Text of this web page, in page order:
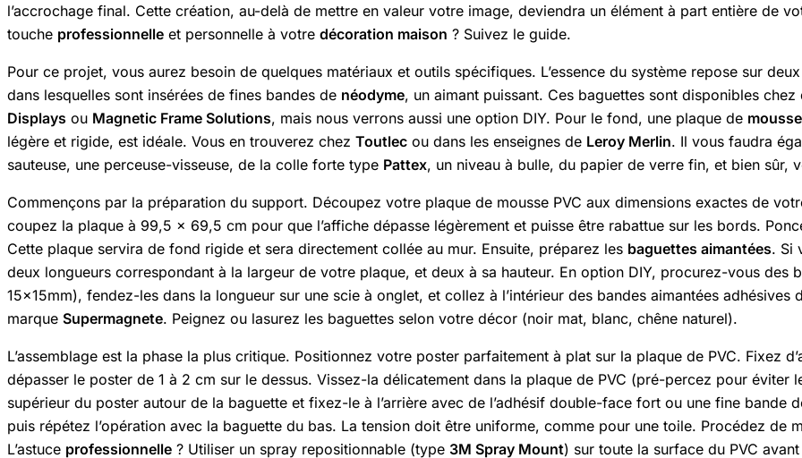
l’accrochage final. Cette création, au-delà de mettre en valeur votre image, deviendra un élément à part entière de
touche professionnelle et personnelle à votre décoration maison ? Suivez le guide.
Pour ce projet, vous aurez besoin de quelques matériaux et outils spécifiques. L’essence du système repose sur
dans lesquelles sont insérées de fines bandes de néodyme, un aimant puissant. Ces baguettes sont disponibles
Displays ou Magnetic Frame Solutions, mais nous verrons aussi une option DIY. Pour le fond, une plaque de
légère et rigide, est idéale. Vous en trouverez chez Toutlec ou dans les enseignes de Leroy Merlin. Il vous faudra
sauteuse, une perceuse-visseuse, de la colle forte type Pattex, un niveau à bulle, du papier de verre fin, et bien sûr,
Commençons par la préparation du support. Découpez votre plaque de mousse PVC aux dimensions exactes de
coupez la plaque à 99,5 x 69,5 cm pour que l’affiche dépasse légèrement et puisse être rabattue sur les bords.
Cette plaque servira de fond rigide et sera directement collée au mur. Ensuite, préparez les baguettes aimantées. Si
deux longueurs correspondant à la largeur de votre plaque, et deux à sa hauteur. En option DIY, procurez-vous des
15x15mm), fendez-les dans la longueur sur une scie à onglet, et collez à l’intérieur des bandes aimantées adhésives
marque Supermagnete. Peignez ou lasurez les baguettes selon votre décor (noir mat, blanc, chêne naturel).
L’assemblage est la phase la plus critique. Positionnez votre poster parfaitement à plat sur la plaque de PVC. Fixez
dépasser le poster de 1 à 2 cm sur le dessus. Vissez-la délicatement dans la plaque de PVC (pré-percez pour éviter
supérieur du poster autour de la baguette et fixez-le à l’arrière avec de l’adhésif double-face fort ou une fine bande
puis répétez l’opération avec la baguette du bas. La tension doit être uniforme, comme pour une toile. Procédez de
L’astuce professionnelle ? Utiliser un spray repositionnable (type 3M Spray Mount) sur toute la surface du PVC